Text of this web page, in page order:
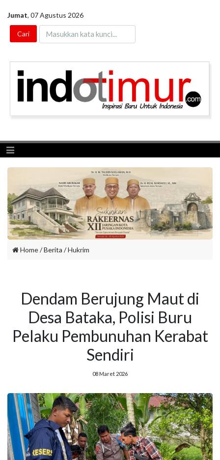
Jumat, 07 Agustus 2026
Toggle navigation
Home/ Berita /Hukrim
Dendam Berujung Maut di
Desa Bataka, Polisi Buru
Pelaku Pembunuhan Kerabat
Sendiri
08 Maret 2026